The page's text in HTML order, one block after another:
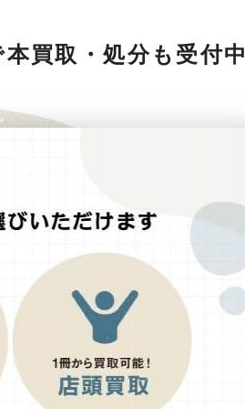
買取・処分も受付中